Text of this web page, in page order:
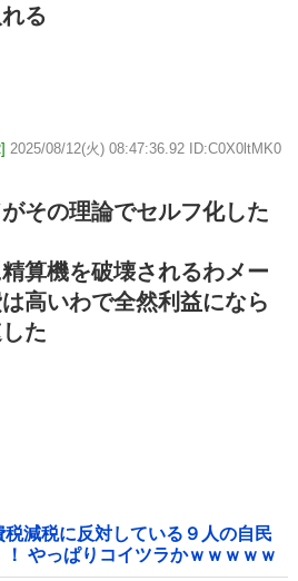
る
2025/08/12(火) 08:47:36.92 ID:C0X0ltMK0
その理論でセルフ化した
算機を破壊されるわメー
高いわで全然利益になら
た
税減税に反対している９人の自民
やっぱりコイツラかｗｗｗｗｗ